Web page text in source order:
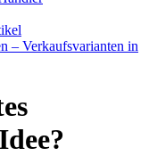
– Verkaufsvarianten in